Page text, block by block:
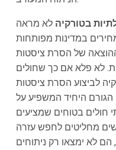
בטורקיה לא מראה
2026. ביחס למחירים במדינות מפותחות
של הסרת ציסטות
לא פלא אם כך שחולים
לביצוע הסרת ציסטות
הגורם היחיד המשפיע על
חולים בטוחים שמציעים
מחליטים לחפש עזרה
לא ימצאו רק ניתוחים